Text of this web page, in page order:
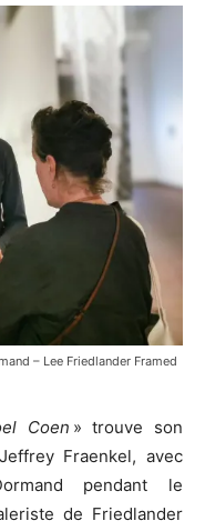
– Lee Friedlander Framed
Coen » trouve son
Fraenkel, avec
pendant le
de Friedlander